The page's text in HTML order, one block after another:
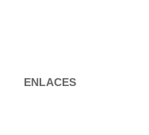
ENLACES